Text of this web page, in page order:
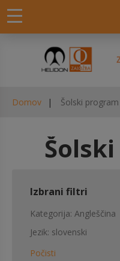
Domov Šolski program
Izbrani filtri
Kategorija Angleščina
Jezik slovenski
Počisti